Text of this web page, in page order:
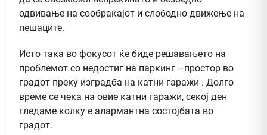
одвивање на сообраќајот и слободно движење на
пешаците.
Исто така во фокусот ќе биде решавањето на
проблемот со недостиг на паркинг –простор во
градот преку изградба на катни гаражи . Долго
време се чека на овие катни гаражи, секој ден
гледаме колку е алармантна состојбата во
градот.